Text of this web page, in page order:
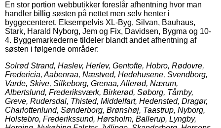
En stor portion webbutikker foreslår afhentning hvor man
handler billig søsten på nettet men selv henter i
byggecenteret. Eksempelvis XL-Byg, Silvan, Bauhaus,
Stark, Harald Nyborg, Jem og Fix, Davidsen, Bygma og 10-
4. Byggemarkederne tildeler blandt andet afhentning af
søsten i følgende områder:
Solrød Strand, Haslev, Herlev, Gentofte, Hobro, Rødovre,
Fredericia, Aabenraa, Næstved, Hedehusene, Svendborg,
Varde, Skive, Silkeborg, Grenaa, Allerød, Nærum,
Albertslund, Frederiksværk, Birkerød, Søborg, Tårnby,
Greve, Rudersdal, Thisted, Middelfart, Hedensted, Dragør,
Charlottenlund, Sønderborg, Brønshøj, Taastrup, Nyborg,
Holstebro, Frederikssund, Hørsholm, Ballerup, Lyngby,